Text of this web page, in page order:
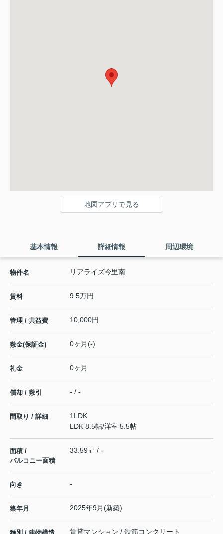
地図アプリで見る
基本情報 詳細情報 周辺環境
物件名 リアライズ今里南
賃料 9.5万円
管理 / 共益費 10,000円
敷金(保証金) 0ヶ月(-)
礼金 0ヶ月
償却 / 敷引 - / -
間取り / 詳細
1LDK
LDK 8.5帖/洋室 5.5帖
面積 /
バルコニー面積
33.59㎡ / -
向き -
築年月 2025年9月(新築)
種別 / 建物構造 賃貸マンション / 鉄筋コンクリート